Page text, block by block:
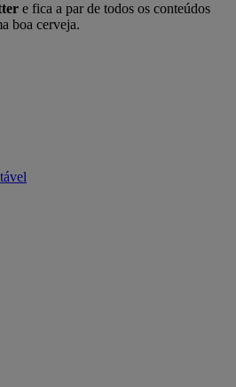
e fica a par de todos os conteúdos
boa cerveja.